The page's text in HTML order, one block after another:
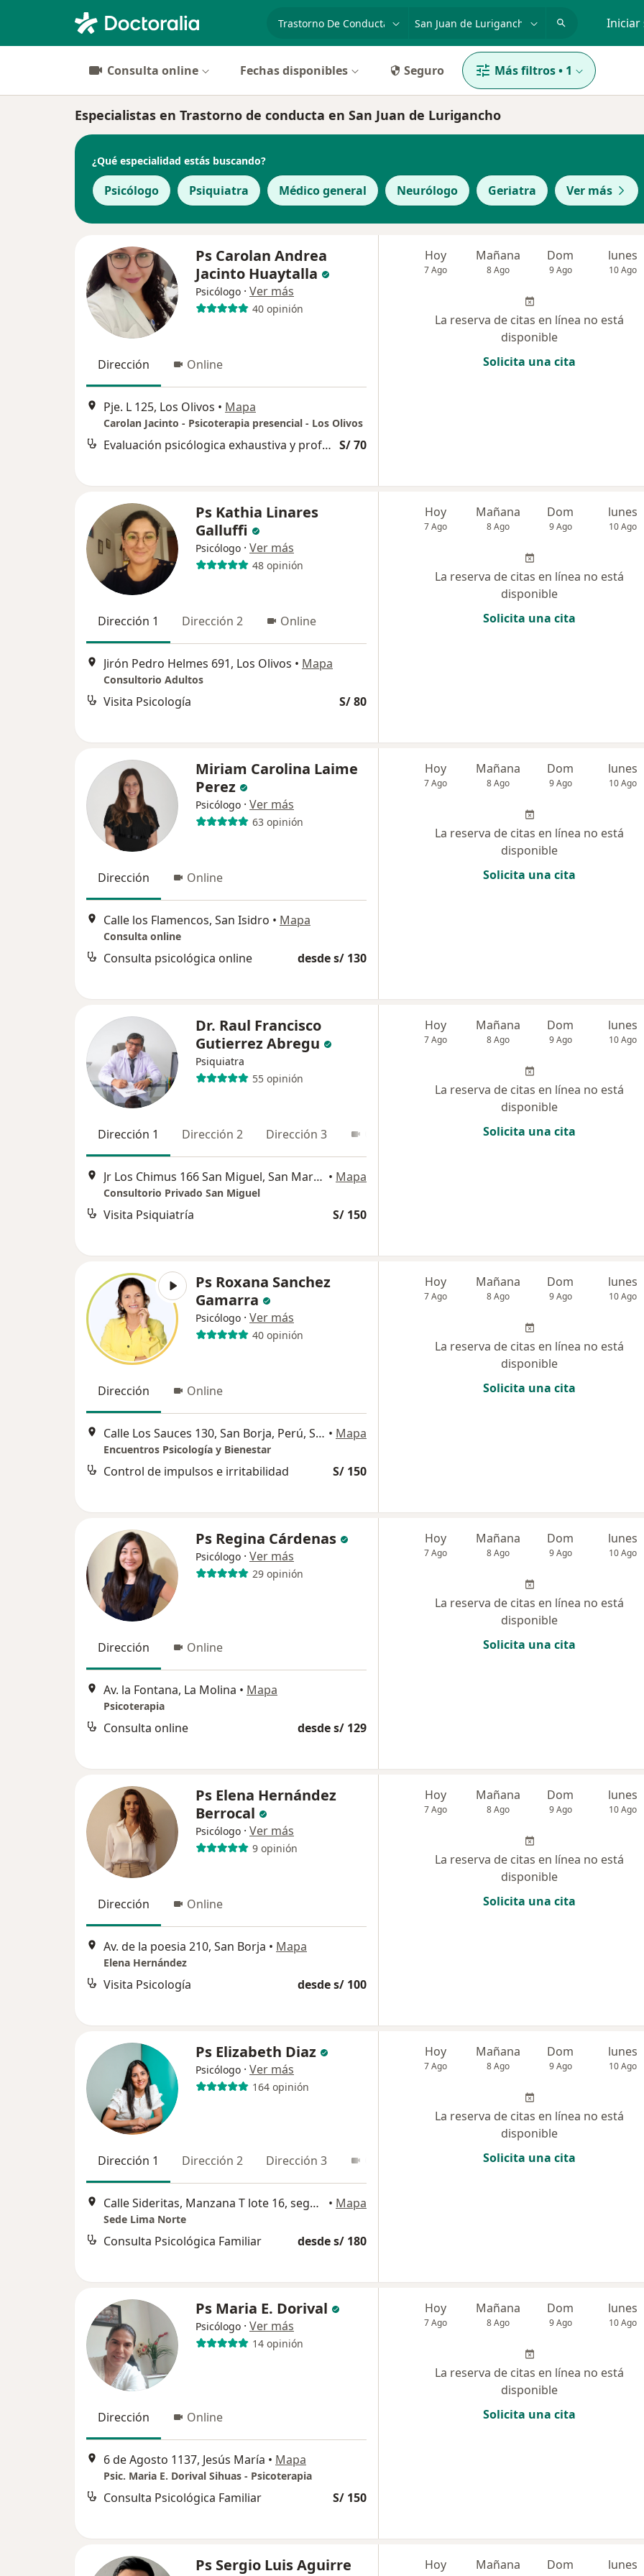
Iniciar
Consulta online Fechas disponibles Seguro Más filtros• 1
Especialistas en Trastorno de conducta en San Juan de Lurigancho
¿Qué especialidad estás buscando?
Psicólogo Psiquiatra Médico general Neurólogo Geriatra Ver más
Ps Carolan Andrea
Jacinto Huaytalla
Psicólogo · Ver más
40 opinión
Dirección Online
Pje. L 125, Los Olivos • Mapa
Carolan Jacinto - Psicoterapia presencial - Los Olivos
Evaluación psicólogica exhaustiva y profunda S/ 70
Hoy
7 Ago
Mañana
8 Ago
Dom
9 Ago
lunes
10 Ago
La reserva de citas en línea no está
disponible
Solicita una cita
Ps Kathia Linares
Galluffi
Psicólogo · Ver más
48 opinión
Dirección 1 Dirección 2 Online
Jirón Pedro Helmes 691, Los Olivos • Mapa
Consultorio Adultos
Visita Psicología S/ 80
Hoy
7 Ago
Mañana
8 Ago
Dom
9 Ago
lunes
10 Ago
La reserva de citas en línea no está
disponible
Solicita una cita
Miriam Carolina Laime
Perez
Psicólogo · Ver más
63 opinión
Dirección Online
Calle los Flamencos, San Isidro • Mapa
Consulta online
Consulta psicológica online desde s/ 130
Hoy
7 Ago
Mañana
8 Ago
Dom
9 Ago
lunes
10 Ago
La reserva de citas en línea no está
disponible
Solicita una cita
Dr. Raul Francisco
Gutierrez Abregu
Psiquiatra
55 opinión
Dirección 1 Dirección 2 Dirección 3
Jr Los Chimus 166 San Miguel, San Martín de Porres • Mapa
Consultorio Privado San Miguel
Visita Psiquiatría S/ 150
Hoy
7 Ago
Mañana
8 Ago
Dom
9 Ago
lunes
10 Ago
La reserva de citas en línea no está
disponible
Solicita una cita
Ps Roxana Sanchez
Gamarra
Psicólogo · Ver más
40 opinión
Dirección Online
Calle Los Sauces 130, San Borja, Perú, San Borja • Mapa
Encuentros Psicología y Bienestar
Control de impulsos e irritabilidad S/ 150
Hoy
7 Ago
Mañana
8 Ago
Dom
9 Ago
lunes
10 Ago
La reserva de citas en línea no está
disponible
Solicita una cita
Ps Regina Cárdenas
Psicólogo · Ver más
29 opinión
Dirección Online
Av. la Fontana, La Molina • Mapa
Psicoterapia
Consulta online desde s/ 129
Hoy
7 Ago
Mañana
8 Ago
Dom
9 Ago
lunes
10 Ago
La reserva de citas en línea no está
disponible
Solicita una cita
Ps Elena Hernández
Berrocal
Psicólogo · Ver más
9 opinión
Dirección Online
Av. de la poesia 210, San Borja • Mapa
Elena Hernández
Visita Psicología desde s/ 100
Hoy
7 Ago
Mañana
8 Ago
Dom
9 Ago
lunes
10 Ago
La reserva de citas en línea no está
disponible
Solicita una cita
Ps Elizabeth Diaz
Psicólogo · Ver más
164 opinión
Dirección 1 Dirección 2 Dirección 3
Calle Sideritas, Manzana T lote 16, segundo piso, Urbanización Rosario del Norte, Los Olivos • Mapa
Sede Lima Norte
Consulta Psicológica Familiar desde s/ 180
Hoy
7 Ago
Mañana
8 Ago
Dom
9 Ago
lunes
10 Ago
La reserva de citas en línea no está
disponible
Solicita una cita
Ps Maria E. Dorival
Psicólogo · Ver más
14 opinión
Dirección Online
6 de Agosto 1137, Jesús María • Mapa
Psic. Maria E. Dorival Sihuas - Psicoterapia
Consulta Psicológica Familiar S/ 150
Hoy
7 Ago
Mañana
8 Ago
Dom
9 Ago
lunes
10 Ago
La reserva de citas en línea no está
disponible
Solicita una cita
Ps Sergio Luis Aguirre
Hoy Mañana Dom lunes